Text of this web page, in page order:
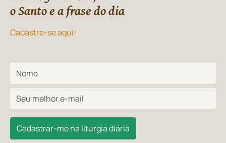
o Santo e a frase do dia
Cadastre-se aqui!
Cadastrar-me na liturgia diária